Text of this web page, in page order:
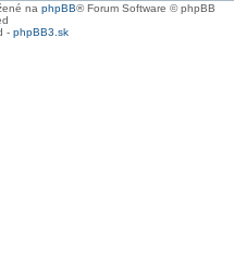
na phpBB® Forum Software © phpBB
- phpBB3.sk